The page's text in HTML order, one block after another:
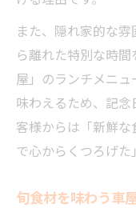
また、隠れ家的な
ら離れた特別な時
屋」のランチメニ
味わえるため、記
客様からは「新鮮
で心からくつろげた
旬食材を味わう車